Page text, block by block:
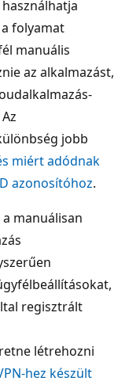
folyamat
manuális
az alkalmazást,
jobb
miért adódnak
azonosítóhoz.
a manuálisan
regisztrált
létrehozni
hez készült